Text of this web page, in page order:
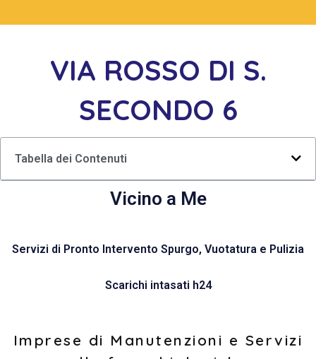
VIA ROSSO DI S.
SECONDO 6
Tabella dei Contenuti
Vicino a Me
Servizi di Pronto Intervento Spurgo, Vuotatura e Pulizia
Scarichi intasati h24
Imprese di Manutenzioni e Servizi